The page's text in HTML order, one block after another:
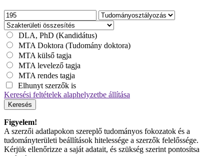
DLA, PhD (Kandidátus)
MTA Doktora (Tudomány doktora)
MTA külső tagja
MTA levelező tagja
MTA rendes tagja
Elhunyt szerzők is
Keresési feltételek alaphelyzetbe állítása
Keresés
Figyelem!
A szerzői adatlapokon szereplő tudományos fokozatok és a
tudományterületi beállítások hitelessége a szerzők felelőssége.
Kérjük ellenőrizze a saját adatait, és szükség szerint pontosítsa